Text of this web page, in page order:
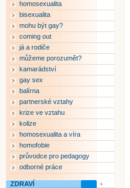
homosexualita
bisexualita
mohu být gay?
coming out
já a rodiče
můžeme porozumět?
kamarádství
gay sex
balírna
partnerské vztahy
krize ve vztahu
kolize
homosexualita a víra
homofobie
průvodce pro pedagogy
odborné práce
ZDRAVÍ